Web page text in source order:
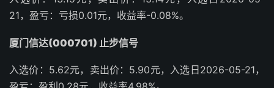
21，盈亏：亏损0.01元，收益率-0.08%。
厦门信达(000701) 止步信号
入选价：5.62元，卖出价：5.90元，入选日2026-05-21，